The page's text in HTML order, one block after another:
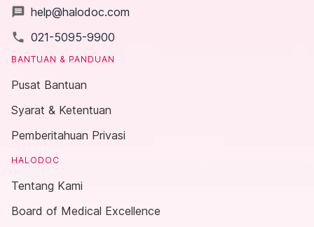
message help@halodoc.com
local_phone 021-5095-9900
BANTUAN & PANDUAN
Pusat Bantuan
Syarat & Ketentuan
Pemberitahuan Privasi
HALODOC
Tentang Kami
Board of Medical Excellence